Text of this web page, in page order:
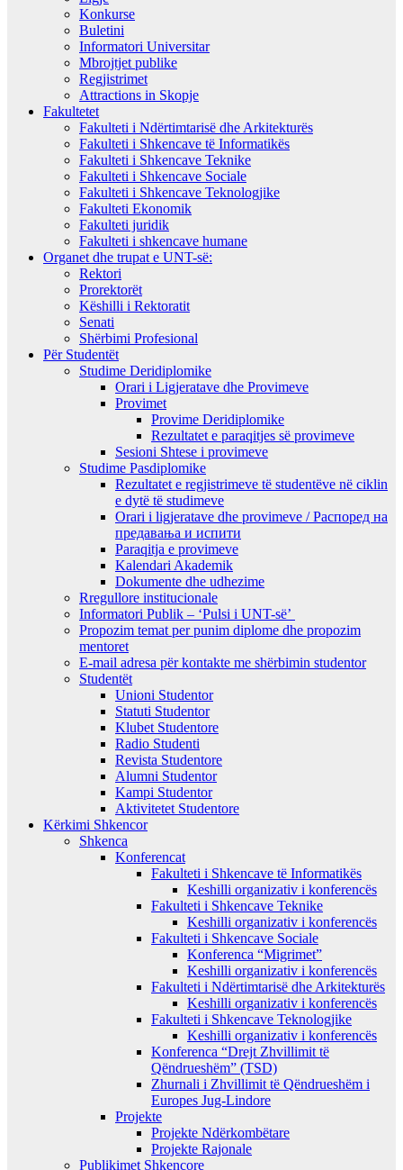
Konkurse
Buletini
Informatori Universitar
Mbrojtjet publike
Regjistrimet
Attractions in Skopje
Fakultetet
Fakulteti i Ndërtimtarisë dhe Arkitekturës
Fakulteti i Shkencave të Informatikës
Fakulteti i Shkencave Teknike
Fakulteti i Shkencave Sociale
Fakulteti i Shkencave Teknologjike
Fakulteti Ekonomik
Fakulteti juridik
Fakulteti i shkencave humane
Organet dhe trupat e UNT-së:
Rektori
Prorektorët
Këshilli i Rektoratit
Senati
Shërbimi Profesional
Për Studentët
Studime Deridiplomike
Orari i Ligjeratave dhe Provimeve
Provimet
Provime Deridiplomike
Rezultatet e paraqitjes së provimeve
Sesioni Shtese i provimeve
Studime Pasdiplomike
Rezultatet e regjistrimeve të studentëve në ciklin
e dytë të studimeve
Orari i ligjeratave dhe provimeve / Распоред на
предавањa и испити
Paraqitja e provimeve
Kalendari Akademik
Dokumente dhe udhezime
Rregullore institucionale
Informatori Publik – ‘Pulsi i UNT-së’
Propozim temat per punim diplome dhe propozim
mentoret
E-mail adresa për kontakte me shërbimin studentor
Studentët
Unioni Studentor
Statuti Studentor
Klubet Studentore
Radio Studenti
Revista Studentore
Alumni Studentor
Kampi Studentor
Aktivitetet Studentore
Kërkimi Shkencor
Shkenca
Konferencat
Fakulteti i Shkencave të Informatikës
Keshilli organizativ i konferencës
Fakulteti i Shkencave Teknike
Keshilli organizativ i konferencës
Fakulteti i Shkencave Sociale
Konferenca “Migrimet”
Keshilli organizativ i konferencës
Fakulteti i Ndërtimtarisë dhe Arkitekturës
Keshilli organizativ i konferencës
Fakulteti i Shkencave Teknologjike
Keshilli organizativ i konferencës
Konferenca “Drejt Zhvillimit të
Qëndrueshëm” (TSD)
Zhurnali i Zhvillimit të Qëndrueshëm i
Europes Jug-Lindore
Projekte
Projekte Ndërkombëtare
Projekte Rajonale
Publikimet Shkencore